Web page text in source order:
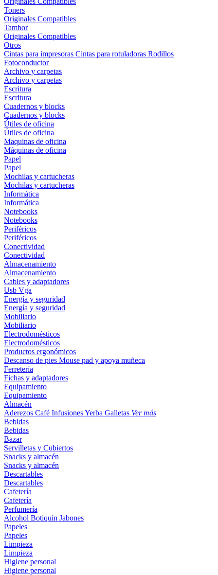
Toners
Originales Compatibles
Tambor
Originales Compatibles
Otros
Cintas para impresoras Cintas para rotuladoras Rodillos
Fotoconductor
Archivo y carpetas
Archivo y carpetas
Escritura
Escritura
Cuadernos y blocks
Cuadernos y blocks
Útiles de oficina
Útiles de oficina
Maquinas de oficina
Máquinas de oficina
Papel
Papel
Mochilas y cartucheras
Mochilas y cartucheras
Informática
Informática
Notebooks
Notebooks
Periféricos
Periféricos
Conectividad
Conectividad
Almacenamiento
Almacenamiento
Cables y adaptadores
Usb Vga
Energía y seguridad
Energía y seguridad
Mobiliario
Mobiliario
Electrodomésticos
Electrodomésticos
Productos ergonómicos
Descanso de pies Mouse pad y apoya muñeca
Ferretería
Fichas y adaptadores
Equipamiento
Equipamiento
Almacén
Aderezos Café InfusionesYerba Galletas Ver más
Bebidas
Bebidas
Bazar
Servilletas y Cubiertos
Snacks y almacén
Snacks y almacén
Descartables
Descartables
Cafetería
Cafetería
Perfumería
Alcohol Botiquín Jabones
Papeles
Papeles
Limpieza
Limpieza
Higiene personal
Higiene personal